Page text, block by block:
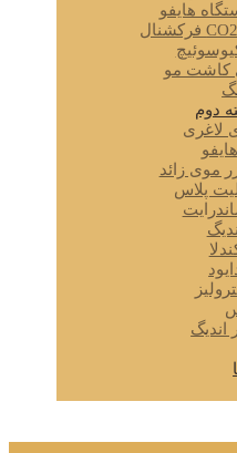
هایفو
کاشت مو
دوم
لاغری
موی زائد
پلاس
اندیگ
اندیگ